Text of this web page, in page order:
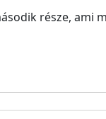
része, ami